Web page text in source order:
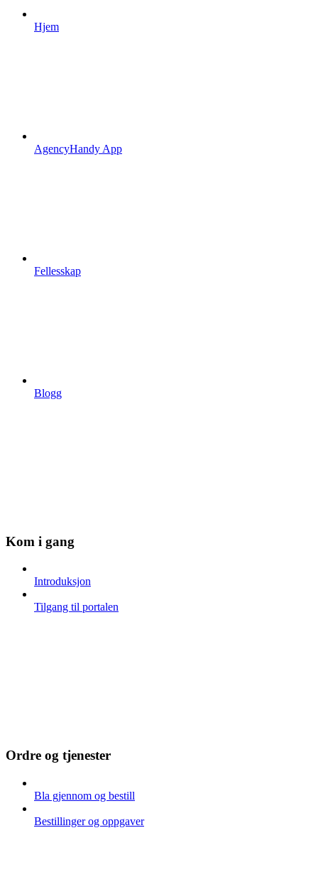
Hjem
AgencyHandy App
Fellesskap
Blogg
Kom i gang
Introduksjon
Tilgang til portalen
Ordre og tjenester
Bla gjennom og bestill
Bestillinger og oppgaver